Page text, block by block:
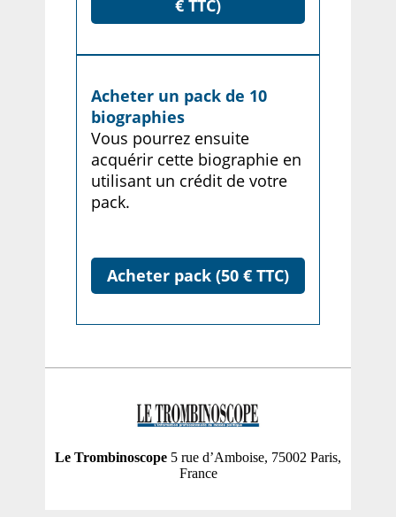
€ TTC)
Acheter un pack de 10
biographies
Vous pourrez ensuite
acquérir cette biographie en
utilisant un crédit de votre
pack.
Acheter pack (50 € TTC)
Le Trombinoscope 5 rue d’Amboise, 75002 Paris,
France